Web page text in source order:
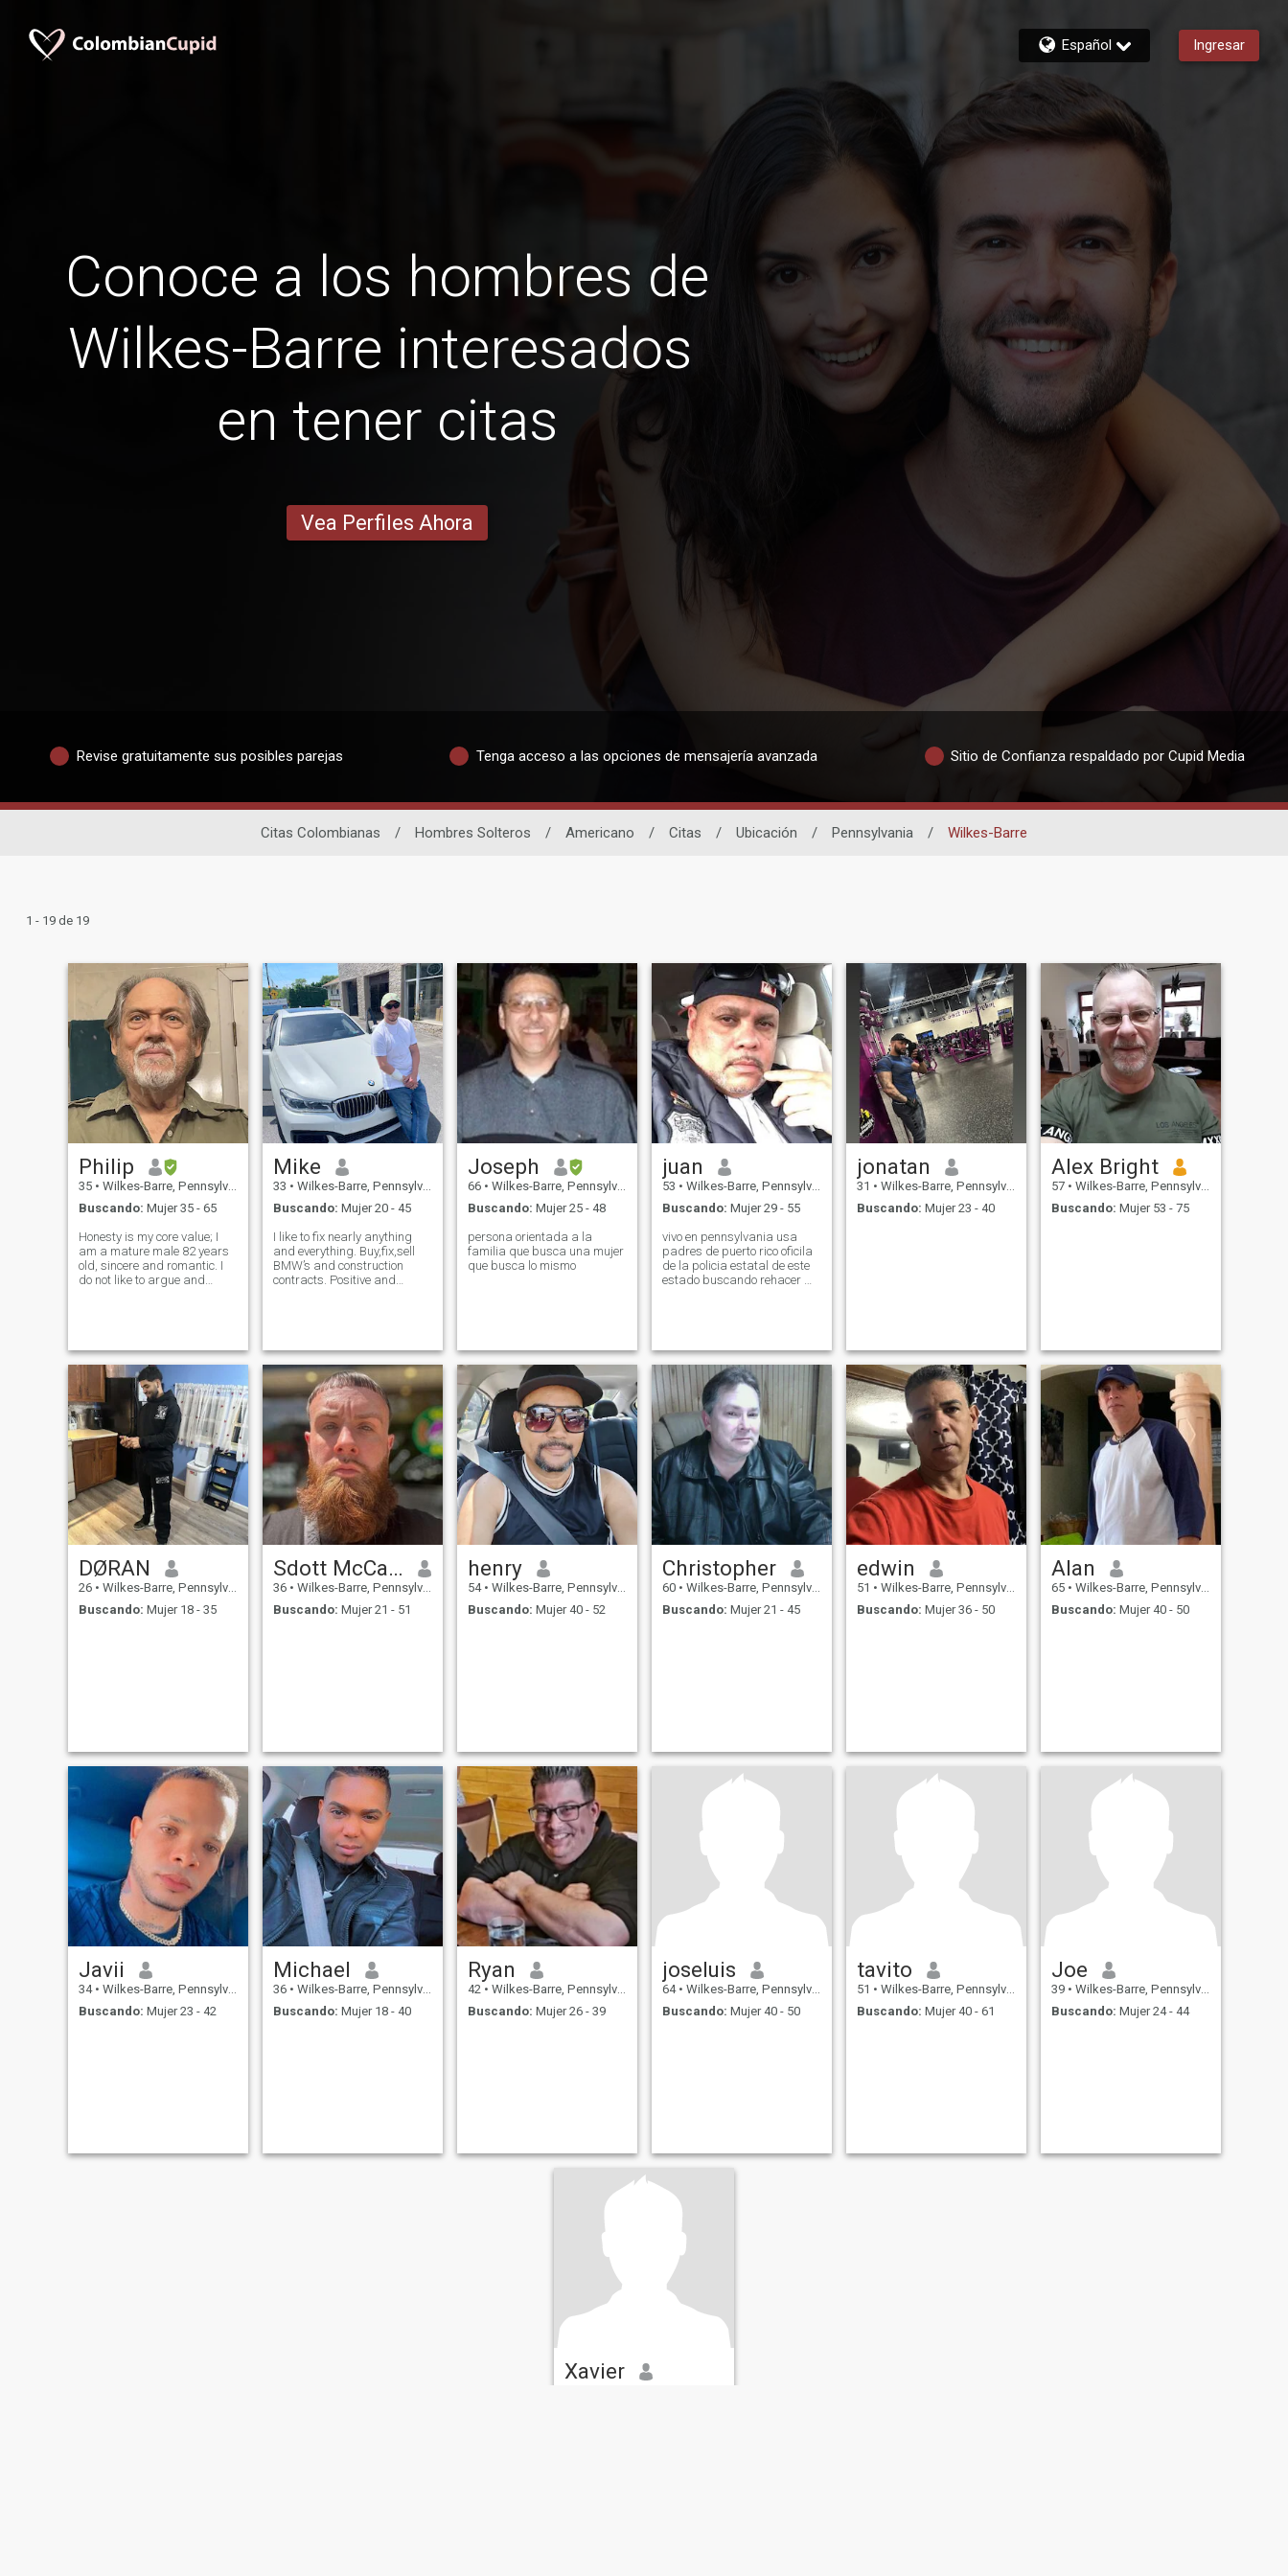
Español Ingresar
Conoce a los hombres de
Wilkes-Barre interesados ​​
en tener citas
Vea Perfiles Ahora
Revise gratuitamente sus posibles parejas Tenga acceso a las opciones de mensajería avanzada Sitio de Confianza respaldado por Cupid Media
Citas Colombianas / Hombres Solteros / Americano / Citas / Ubicación / Pennsylvania / Wilkes-Barre
1 - 19 de 19
Philip
35 • Wilkes-Barre, Pennsylvania, Estados Unidos
Buscando: Mujer 35 - 65
Honesty is my core value; I
am a mature male 82 years
old, sincere and romantic. I
do not like to argue and
into sports, but I love nature
Mike
33 • Wilkes-Barre, Pennsylvania, Estados Unidos
Buscando: Mujer 20 - 45
I like to fix nearly anything
and everything. Buy,fix,sell
BMW’s and construction
contracts. Positive and
house, looking for someone
who
Joseph
66 • Wilkes-Barre, Pennsylvania, Estados Unidos
Buscando: Mujer 25 - 48
persona orientada a la
familia que busca una mujer
que busca lo mismo
juan
53 • Wilkes-Barre, Pennsylvania, Estados Unidos
Buscando: Mujer 29 - 55
vivo en pennsylvania usa
padres de puerto rico oficila
de la policia estatal de este
estado buscando rehacer mi
jonatan
31 • Wilkes-Barre, Pennsylvania, Estados Unidos
Buscando: Mujer 23 - 40
Alex Bright
57 • Wilkes-Barre, Pennsylvania, Estados Unidos
Buscando: Mujer 53 - 75
DØRAN
26 • Wilkes-Barre, Pennsylvania, Estados Unidos
Buscando: Mujer 18 - 35
Sdott McCarthy
36 • Wilkes-Barre, Pennsylvania, Estados Unidos
Buscando: Mujer 21 - 51
henry
54 • Wilkes-Barre, Pennsylvania, Estados Unidos
Buscando: Mujer 40 - 52
Christopher
60 • Wilkes-Barre, Pennsylvania, Estados Unidos
Buscando: Mujer 21 - 45
edwin
51 • Wilkes-Barre, Pennsylvania, Estados Unidos
Buscando: Mujer 36 - 50
Alan
65 • Wilkes-Barre, Pennsylvania, Estados Unidos
Buscando: Mujer 40 - 50
Javii
34 • Wilkes-Barre, Pennsylvania, Estados Unidos
Buscando: Mujer 23 - 42
Michael
36 • Wilkes-Barre, Pennsylvania, Estados Unidos
Buscando: Mujer 18 - 40
Ryan
42 • Wilkes-Barre, Pennsylvania, Estados Unidos
Buscando: Mujer 26 - 39
joseluis
64 • Wilkes-Barre, Pennsylvania, Estados Unidos
Buscando: Mujer 40 - 50
tavito
51 • Wilkes-Barre, Pennsylvania, Estados Unidos
Buscando: Mujer 40 - 61
Joe
39 • Wilkes-Barre, Pennsylvania, Estados Unidos
Buscando: Mujer 24 - 44
Xavier